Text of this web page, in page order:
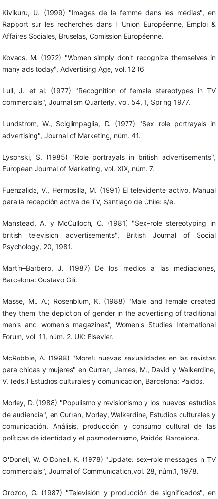
Kivikuru, U. (1999) "Images de la femme dans les médias", en
Rapport sur les recherches dans l 'Union Européenne, Emploi &
Affaires Sociales, Bruselas, Comission Européenne.
Kovacs, M. (1972) "Women simply don't recognize themselves in
many ads today", Advertising Age, vol. 12 (6.
Lull, J. et al. (1977) "Recognition of female stereotypes in TV
commercials", Journalism Quarterly, vol. 54, 1, Spring 1977.
Lundstrom, W., Sciglimpaglia, D. (1977) "Sex role portrayals in
advertising", Journal of Marketing, núm. 41.
Lysonski, S. (1985) "Role portrayals in british advertisements",
European Journal of Marketing, vol. XIX, núm. 7.
Fuenzalida, V., Hermosilla, M. (1991) El televidente activo. Manual
para la recepción activa de TV, Santiago de Chile: s/e.
Manstead, A. y McCulloch, C. (1981) "Sex–role stereotyping in
british television advertisements", British Journal of Social
Psychology, 20, 1981.
Martín–Barbero, J. (1987) De los medios a las mediaciones,
Barcelona: Gustavo Gili.
Masse, M.. A.; Rosenblum, K. (1988) "Male and female created
they them: the depiction of gender in the advertising of traditional
men's and women's magazines", Women's Studies International
Forum, vol. 11, núm. 2. UK: Elsevier.
McRobbie, A. (1998) "More!: nuevas sexualidades en las revistas
para chicas y mujeres" en Curran, James, M., David y Walkerdine,
V. (eds.) Estudios culturales y comunicación, Barcelona: Paidós.
Morley, D. (1988) "Populismo y revisionismo y los 'nuevos' estudios
de audiencia", en Curran, Morley, Walkerdine, Estudios culturales y
comunicación. Análisis, producción y consumo cultural de las
políticas de identidad y el posmodernismo, Paidós: Barcelona.
O'Donell, W. O'Donell, K. (1978) "Update: sex–role messages in TV
commercials", Journal of Communication,vol. 28, núm.1, 1978.
Orozco, G. (1987) "Televisión y producción de significados", en